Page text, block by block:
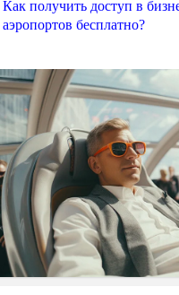
Как получить доступ в
аэропортов бесплатно?